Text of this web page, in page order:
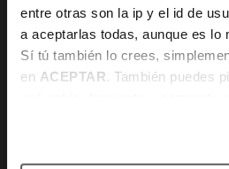
entre otras son la ip y el id de
a aceptarlas todas, aunque es lo
Sí tú también lo crees,
en ACEPTAR. También puedes